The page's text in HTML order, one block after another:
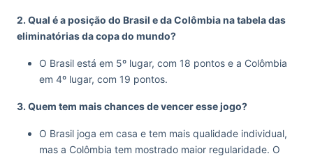
2. Qual é a posição do Brasil e da Colômbia na tabela das
eliminatórias da copa do mundo?
O Brasil está em 5º lugar, com 18 pontos e a Colômbia
em 4º lugar, com 19 pontos.
3. Quem tem mais chances de vencer esse jogo?
O Brasil joga em casa e tem mais qualidade individual,
mas a Colômbia tem mostrado maior regularidade. O